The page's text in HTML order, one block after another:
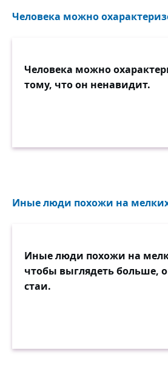
Человека можно
Человека можно
тому, что он ненавидит.
Иные люди похожи на
Иные люди похожи на
чтобы выглядеть больше,
стаи.